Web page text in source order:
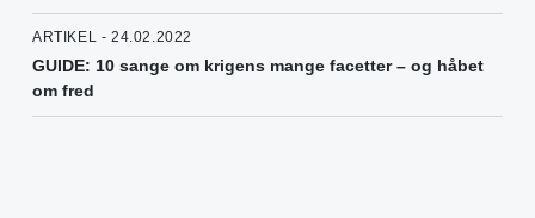
ARTIKEL - 24.02.2022
GUIDE: 10 sange om krigens mange facetter – og håbet
om fred